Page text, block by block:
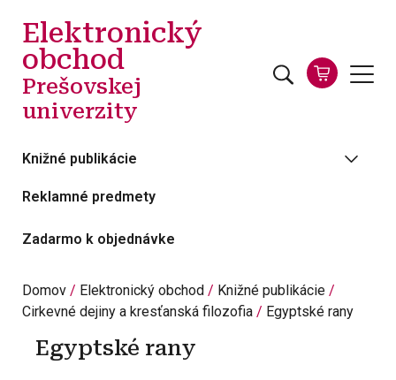
Elektronický
obchod
Prešovskej
univerzity
Knižné publikácie
Reklamné predmety
Zadarmo k objednávke
Domov Elektronický obchod
Knižné publikácie
Cirkevné dejiny a kresťanská filozofia
Egyptské rany
Egyptské rany